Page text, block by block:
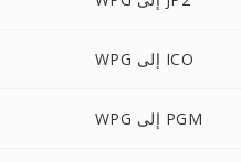
WPG إلى ICO
WPG إلى PGM